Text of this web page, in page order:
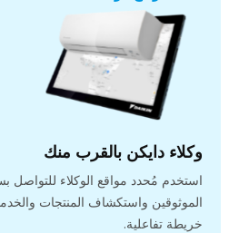
وكلاء دايكن بالقرب منك
استخدم مُحدد مواقع الوكلاء للتواصل
الموثوقين واستكشاف المنتجات
خريطة تفاعلية.